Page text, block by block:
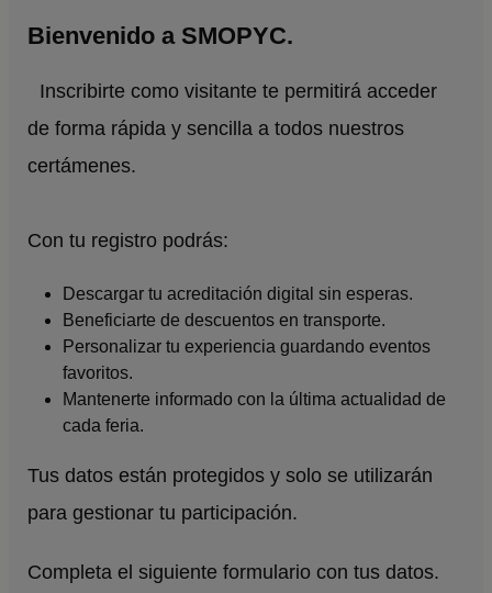
Bienvenido a SMOPYC.
Inscribirte como visitante te permitirá acceder
de forma rápida y sencilla a todos nuestros
certámenes.
Con tu registro podrás:
Descargar tu acreditación digital sin esperas.
Beneficiarte de descuentos en transporte.
Personalizar tu experiencia guardando eventos
favoritos.
Mantenerte informado con la última actualidad de
cada feria.
Tus datos están protegidos y solo se utilizarán
para gestionar tu participación.
Completa el siguiente formulario con tus datos.